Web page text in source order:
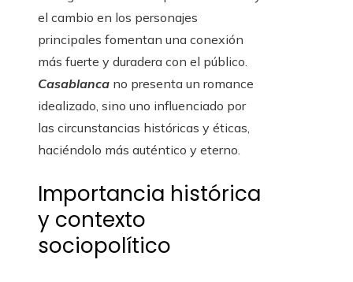
el cambio en los personajes
principales fomentan una conexión
más fuerte y duradera con el público.
Casablanca no presenta un romance
idealizado, sino uno influenciado por
las circunstancias históricas y éticas,
haciéndolo más auténtico y eterno.
Importancia histórica
y contexto
sociopolítico